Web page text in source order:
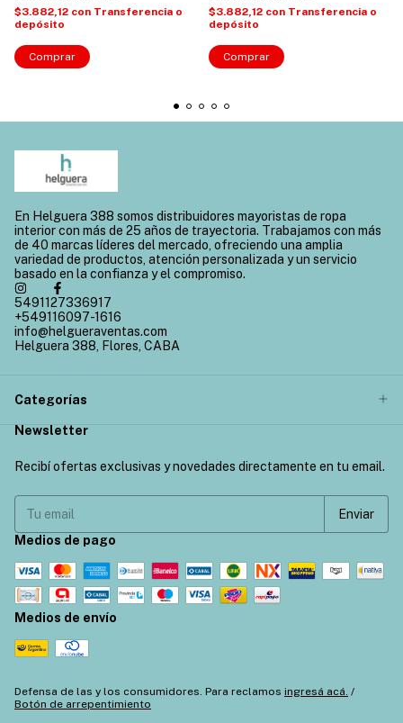
$3.882,12 con Transferencia o
depósito
Comprar
$3.882,12 con Transferencia o
depósito
Comprar
En Helguera 388 somos distribuidores mayoristas de ropa
interior con más de 25 años de trayectoria. Trabajamos con más
de 40 marcas líderes del mercado, ofreciendo una amplia
variedad de productos, atención personalizada y un servicio
basado en la confianza y el compromiso.
5491127336917
+549116097-1616
info@helgueraventas.com
Helguera 388, Flores, CABA
Categorías
Newsletter
Recibí ofertas exclusivas y novedades directamente en tu email.
Medios de pago
Medios de envío
Defensa de las y los consumidores. Para reclamos ingresá acá. /
Botón de arrepentimiento